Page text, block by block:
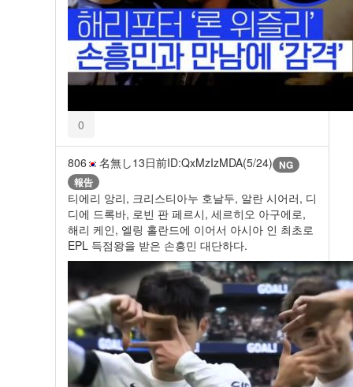
0
806 名無し13日前ID:QxMzIzMDA(5/24) NG
報告
티에리 앙리, 크리스티아누 호날두, 알란 시어러, 디
디에 드록바, 로빈 판 페르시, 세르히오 아구에로,
해리 케인, 엘링 홀란드에 이어서 아시아 인 최초로
EPL 득점왕을 받은 손흥민 대단하다.